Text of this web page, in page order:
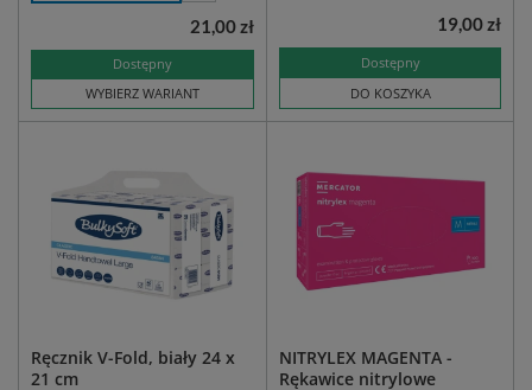
Dostępny
WYBIERZ WARIANT
21,00 zł
Dostępny
DO KOSZYKA
19,00 zł
Ręcznik V-Fold, biały 24 x
21 cm
NITRYLEX MAGENTA -
Rękawice nitrylowe